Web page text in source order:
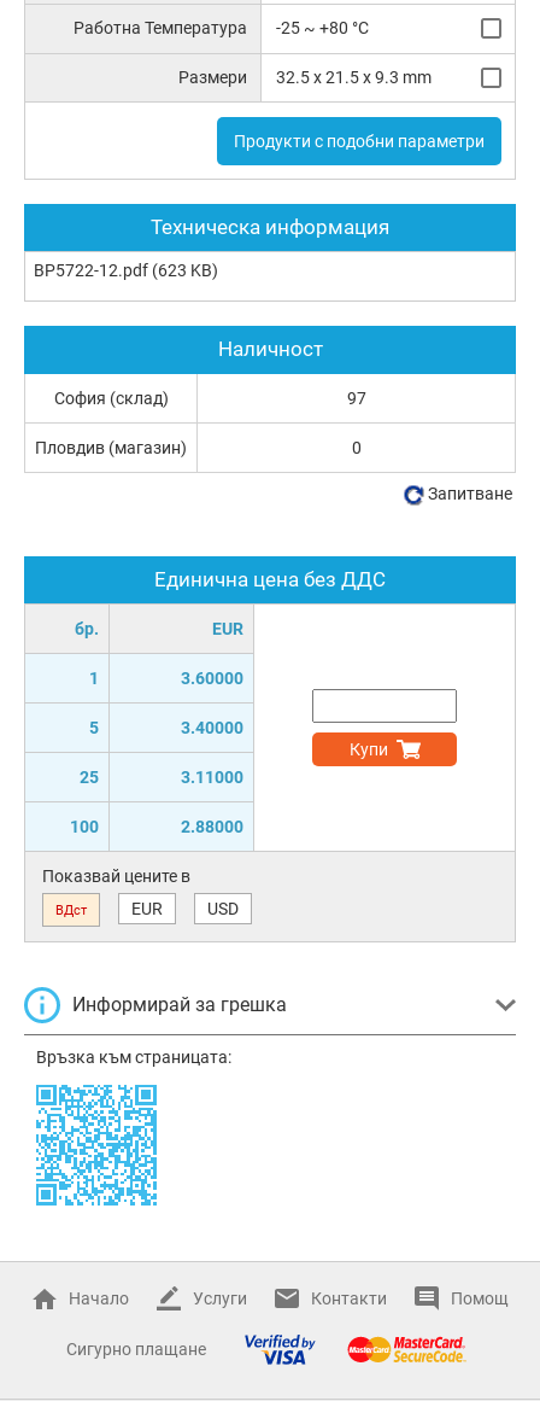
Работна Температура -25 ~ +80 °C
Размери 32.5 x 21.5 x 9.3 mm
Продукти с подобни параметри
Техническа информация
BP5722-12.pdf (623 KB)
Единична цена без ДДС
бр. EUR
1 3.60000
5 3.40000
25 3.11000
100 2.88000
Купи
Показвай цените в
ВДст EUR USD
Информирай за грешка
Връзка към страницата:
Наличност
София (склад) 97
Пловдив (магазин) 0
Запитване
Начало Услуги Контакти Помощ
Сигурно плащане